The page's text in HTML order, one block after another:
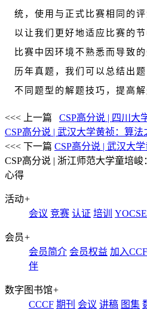
统，使用与正式比赛相同的
以让我们更好地适应比赛的
比赛中因环境不熟悉而导致
历年真题，我们可以总结出
不同题型的解题技巧，提高解
<<< 上一篇
CSP高分说 | 四川大
CSP高分说 | 武汉大学黄祯：算法
<<< 下一篇 CSP高分说 | 武汉大
CSP高分说 | 浙江师范大学童培
心得
活动+
会议 竞赛 认证 培训
会员+
会员简介 会员权益 加入CCF
伴
数字图书馆+
CCCF 期刊 会议 讲稿 图集